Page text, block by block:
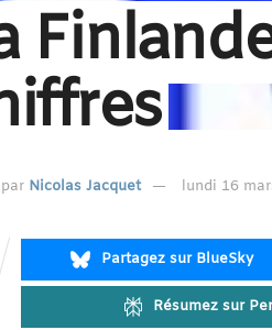
par Nicolas Jacquet lundi 16
Partagez sur BlueSky
Résumez sur